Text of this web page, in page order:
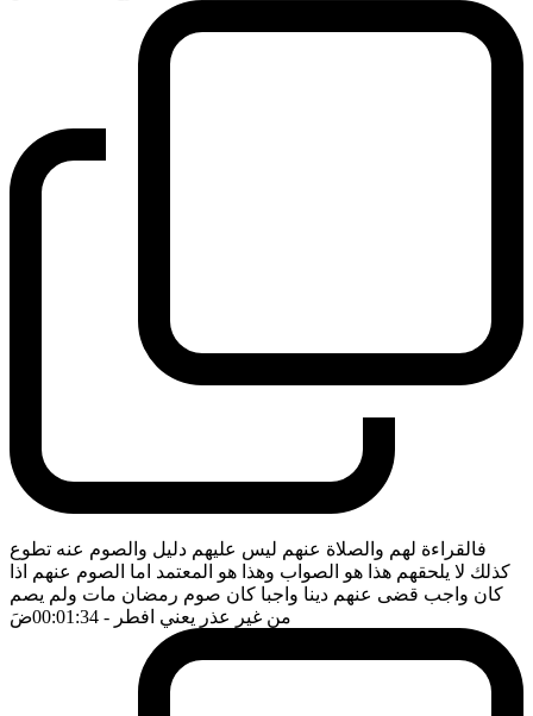
فالقراءة لهم والصلاة عنهم ليس عليهم دليل والصوم عنه تطوع
كذلك لا يلحقهم هذا هو الصواب وهذا هو المعتمد اما الصوم عنهم اذا
كان واجب قضى عنهم دينا واجبا كان صوم رمضان مات ولم يصم
من غير عذر يعني افطر - 00:01:34 ضَ